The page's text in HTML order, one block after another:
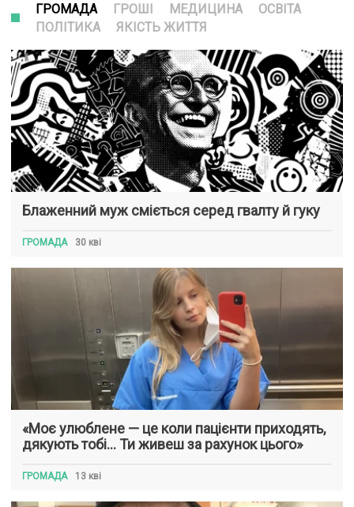
ГРОМАДА ГРОШІ МЕДИЦИНА
ОСВІТА
ПОЛІТИКА
ЯКІСТЬ ЖИТТЯ
Блаженний муж сміється серед гвалту й гуку
ГРОМАДА 30 кві
«Моє улюблене — це коли пацієнти приходять,
дякують тобі… Ти живеш за рахунок цього»
ГРОМАДА 13 кві